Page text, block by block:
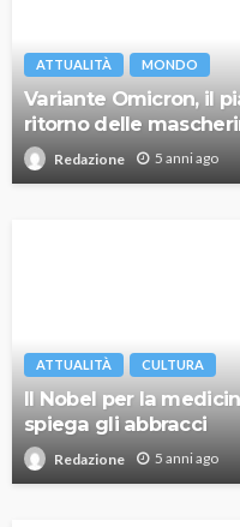
ATTUALITÀ MONDO
Variante Omicron, il
ritorno delle
Redazione 5 anni ago
ATTUALITÀ CULTURA
Il Nobel per la
spiega gli abbracci
Redazione 5 anni ago